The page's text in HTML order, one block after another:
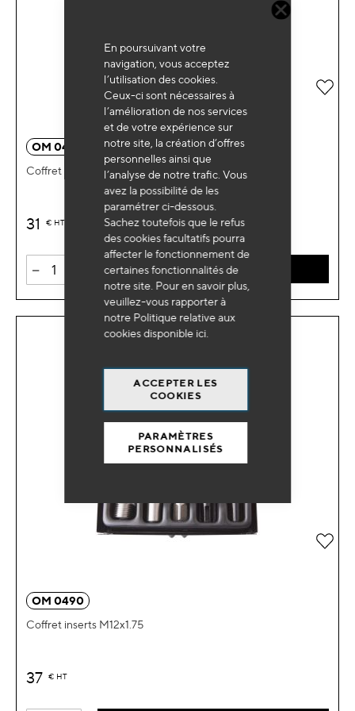
En poursuivant votre
navigation, vous acceptez
l’utilisation des cookies.
Ceux-ci sont nécessaires à
l’amélioration de nos services
et de votre expérience sur
notre site, la création d’offres
personnelles ainsi que
l’analyse de notre trafic. Vous
avez la possibilité de les
paramétrer ci-dessous.
Sachez toutefois que le refus
des cookies facultatifs pourra
affecter le fonctionnement de
certaines fonctionnalités de
notre site. Pour en savoir plus,
veuillez-vous rapporter à
notre Politique relative aux
cookies disponible ici
ACCEPTER LES
COOKIES
PARAMÈTRES
PERSONNALISÉS
OM 0489
Coffret inserts M10x1.50
31 € HT
- AJOUTER AU PANIER
OM 0490
Coffret inserts M12x1.75
37 € HT